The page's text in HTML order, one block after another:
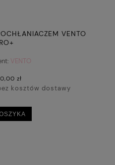
VENTO
VENTO
zł
kosztów dostawy